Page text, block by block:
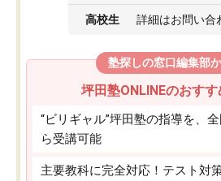
高校生 詳細はお問い合
塾探しの窓口編集部
坪田塾ONLINEのおすす
“ビリギャル”坪田塾の指導を、
ら受講可能
主要教科に完全対応！テスト対